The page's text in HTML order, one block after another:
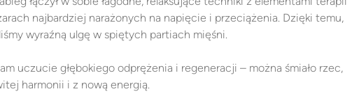
najbardziej narażonych na napięcie i przeciążenia. Dzięki temu,
wyraźną ulgę w spiętych partiach mięśni.
uczucie głębokiego odprężenia i regeneracji – można śmiało rzec,
harmonii i z nową energią.